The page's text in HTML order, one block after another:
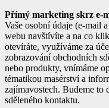
Přímý marketing skrz e-
Vaše osobní údaje (e-mail
webu navštívíte a na co
otevíráte, využíváme za
zobrazování obchodních
nebo produkty, vnímáme
tématikou masérství a
zajímavostech. Budeme to
sděleného kontaktu.